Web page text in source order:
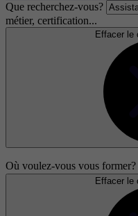
Que recherchez-vous?
métier, certification...
Effacer le
Où voulez-vous vous former?
Effacer le